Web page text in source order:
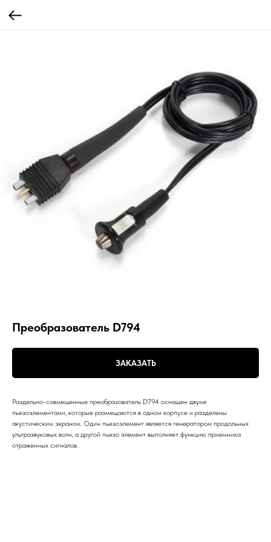
Преобразователь D794
ЗАКАЗАТЬ
Раздельно-совмещенные преобразователь D794 оснащен двумя
пьезоэлементами, которые размещаются в одном корпусе и разделены
акустическим экраном. Один пьезоэлемент является генератором продольных
ультразвуковых волн, а другой пьезо элемент выполняет функцию приемника
отраженных сигналов.